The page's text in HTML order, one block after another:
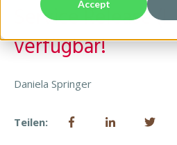
Accept
Service Release
verfügbar!
Daniela Springer
Teilen: